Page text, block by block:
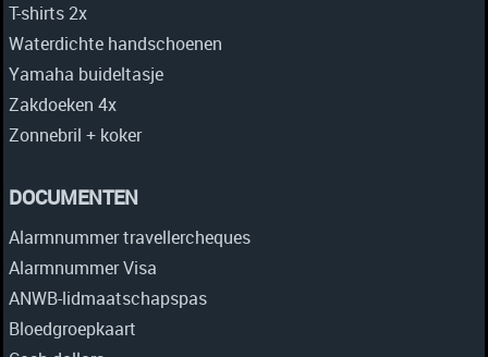
T-shirts 2x
Waterdichte handschoenen
Yamaha buideltasje
Zakdoeken 4x
Zonnebril + koker
DOCUMENTEN
Alarmnummer travellercheques
Alarmnummer Visa
ANWB-lidmaatschapspas
Bloedgroepkaart